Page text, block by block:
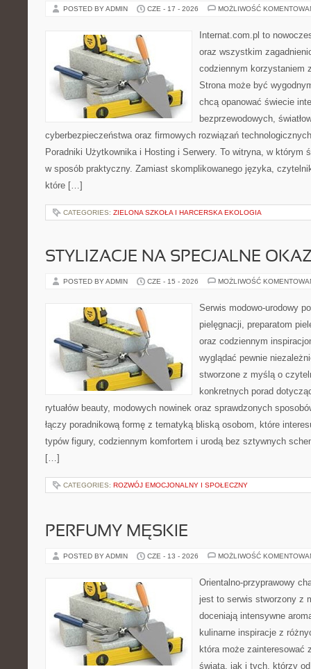
POSTED BY ADMIN CZE - 17 - 2026 MOŻLIWOŚĆ
Internat.com.pl to
oraz wszystkim
codziennym korzystaniem
Strona może być
chcą opanować świecie
bezprzewodowych,
cyberbezpieczeństwa oraz firmowych rozwiązań
Poradniki Użytkownika i Hosting i Serwery. To witryna, w którym
w sposób praktyczny. Zamiast skomplikowanego języka,
które […]
CATEGORIES: ZIELONA SZKOŁA I HARCERSKA EKOLOGIA
STYLIZACJE NA SPECJALNE
POSTED BY ADMIN CZE - 15 - 2026 MOŻLIWOŚĆ
Serwis modowo-urodowy
pielęgnacji, preparatom
oraz codziennym
wyglądać pewnie
stworzone z myślą o
konkretnych porad
rytuałów beauty, modowych nowinek oraz sprawdzonych
łączy poradnikową formę z tematyką bliską osobom, które
typów figury, codziennym komfortem i urodą bez sztywnych
[…]
CATEGORIES: ROZWÓJ EMOCJONALNY I SPOŁECZNY
PERFUMY MĘSKIE
POSTED BY ADMIN CZE - 13 - 2026 MOŻLIWOŚĆ
Orientalno-przyprawowy
jest to serwis stworzony z
doceniają intensywne
kulinarne inspiracje z
która może zainteresować
świata, jak i tych, którzy